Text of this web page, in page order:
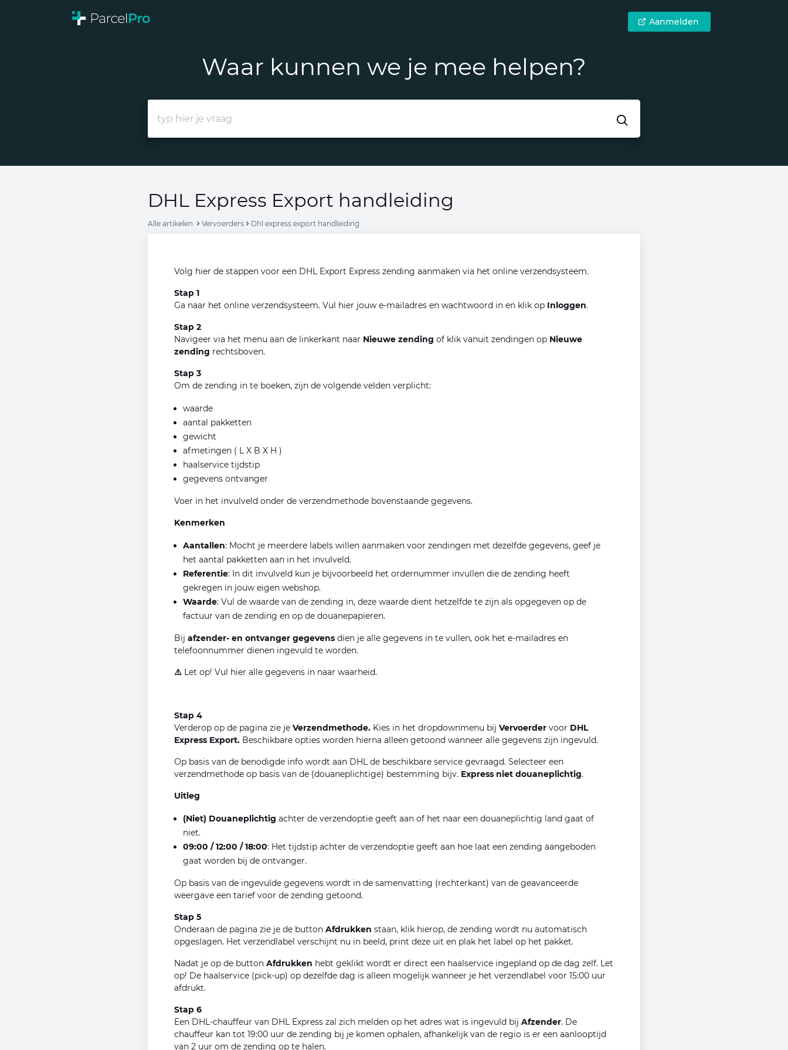
Aanmelden
Waar kunnen we je mee helpen?
DHL Express Export handleiding
Alle artikelen Vervoerders Dhl express export handleiding
Volg hier de stappen voor een DHL Export Express zending aanmaken via het online verzendsysteem.
Stap 1
Ga naar het online verzendsysteem. Vul hier jouw e-mailadres en wachtwoord in en klik op Inloggen.
Stap 2
Navigeer via het menu aan de linkerkant naar Nieuwe zending of klik vanuit zendingen op Nieuwe
zending rechtsboven.
Stap 3
Om de zending in te boeken, zijn de volgende velden verplicht:
waarde
aantal pakketten
gewicht
afmetingen ( L X B X H )
haalservice tijdstip
gegevens ontvanger
Voer in het invulveld onder de verzendmethode bovenstaande gegevens.
Kenmerken
Aantallen: Mocht je meerdere labels willen aanmaken voor zendingen met dezelfde gegevens, geef je
het aantal pakketten aan in het invulveld.
Referentie: In dit invulveld kun je bijvoorbeeld het ordernummer invullen die de zending heeft
gekregen in jouw eigen webshop.
Waarde: Vul de waarde van de zending in, deze waarde dient hetzelfde te zijn als opgegeven op de
factuur van de zending en op de douanepapieren.
Bij afzender- en ontvanger gegevensdien je alle gegevens in te vullen, ook het e-mailadres en
telefoonnummer dienen ingevuld te worden.
⚠️ Let op! Vul hier alle gegevens in naar waarheid.
Stap 4
Verderop op de pagina zie je Verzendmethode.Kies in het dropdownmenu bij Vervoerdervoor DHL
Express Export. Beschikbare opties worden hierna alleen getoond wanneer alle gegevens zijn ingevuld.
Op basis van de benodigde info wordt aan DHL de beschikbare service gevraagd. Selecteer een
verzendmethode op basis van de (douaneplichtige) bestemming bijv. Express niet douaneplichtig.
Uitleg
(Niet) Douaneplichtig achter de verzendoptie geeft aan of het naar een douaneplichtig land gaat of
niet.
09:00 / 12:00 / 18:00: Het tijdstip achter de verzendoptie geeft aan hoe laat een zending aangeboden
gaat worden bij de ontvanger.
Op basis van de ingevulde gegevens wordt in de samenvatting (rechterkant) van de geavanceerde
weergave een tarief voor de zending getoond.
Stap 5
Onderaan de pagina zie je de button Afdrukken staan, klik hierop, de zending wordt nu automatisch
opgeslagen. Het verzendlabel verschijnt nu in beeld, print deze uit en plak het label op het pakket.
Nadat je op de button Afdrukken hebt geklikt wordt er direct een haalservice ingepland op de dag zelf. Let
op! De haalservice (pick-up) op dezelfde dag is alleen mogelijk wanneer je het verzendlabel voor 15:00 uur
afdrukt.
Stap 6
Een DHL-chauffeur van DHL Express zal zich melden op het adres wat is ingevuld bij Afzender. De
chauffeur kan tot 19:00 uur de zending bij je komen ophalen, afhankelijk van de regio is er een aanlooptijd
van 2 uur om de zending op te halen.